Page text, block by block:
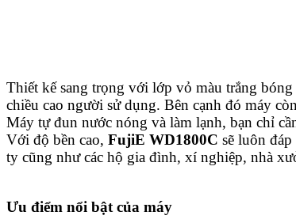
Thiết kế sang trọng với lớp vỏ màu trắng
chiều cao người sử dụng. Bên cạnh đó máy
Máy tự đun nước nóng và làm lạnh, bạn chỉ
Với độ bền cao, FujiE WD1800C sẽ luôn
ty cũng như các hộ gia đình, xí nghiệp, nhà
Ưu điểm nổi bật của máy